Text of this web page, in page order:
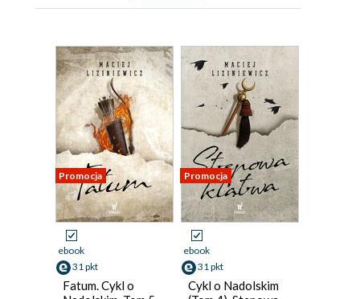
Promocja
ebook
31 pkt
Fatum. Cykl o
Promocja
ebook
31 pkt
Cykl o Nadolskim